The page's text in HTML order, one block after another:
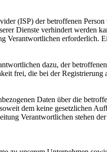
(ISP) der betroffenen
Dienste verhindert werden
Verantwortlichen erforderlich.
dazu, der
frei, die bei der Registrierung
Daten über die
dem keine gesetzlichen
Verantwortlichen stehen